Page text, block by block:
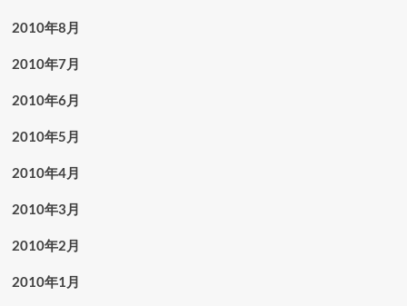
2010年8月
2010年7月
2010年6月
2010年5月
2010年4月
2010年3月
2010年2月
2010年1月